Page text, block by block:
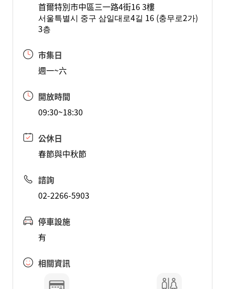
首爾特別市中區三一路4街16 3樓
서울특별시 중구 삼일대로4길 16 (충무로2가)
3층
市集日
週一~六
開放時間
09:30~18:30
公休日
春節與中秋節
諮詢
02-2266-5903
停車設施
有
相關資訊